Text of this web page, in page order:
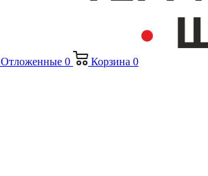
Отложенные 0 Корзина 0